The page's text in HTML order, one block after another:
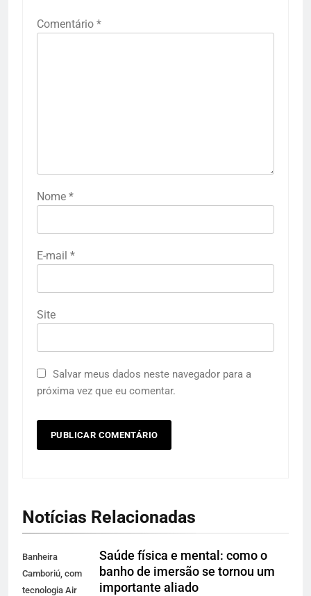
Comentário *
Nome *
E-mail *
Site
Salvar meus dados neste navegador para a
próxima vez que eu comentar.
Notícias Relacionadas
Banheira
Camboriú, com
tecnologia Air
Saúde física e mental: como o
banho de imersão se tornou um
importante aliado